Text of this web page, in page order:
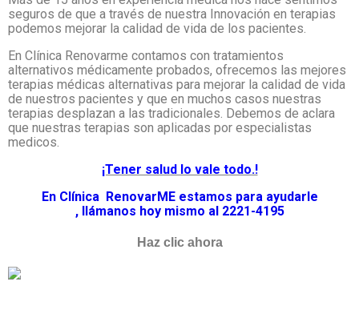
seguros de que a través de nuestra Innovación en terapias
podemos mejorar la calidad de vida de los pacientes.
En Clínica Renovarme contamos con tratamientos
alternativos médicamente probados, ofrecemos las mejores
terapias médicas alternativas para mejorar la calidad de vida
de nuestros pacientes y que en muchos casos nuestras
terapias desplazan a las tradicionales. Debemos de aclara
que nuestras terapias son aplicadas por especialistas
medicos.
¡Tener salud lo vale todo.!
En Clínica RenovarME estamos para ayudarle
, llámanos hoy mismo al 2221-4195
Haz clic ahora